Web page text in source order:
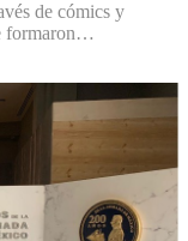
de cómics y
formaron…